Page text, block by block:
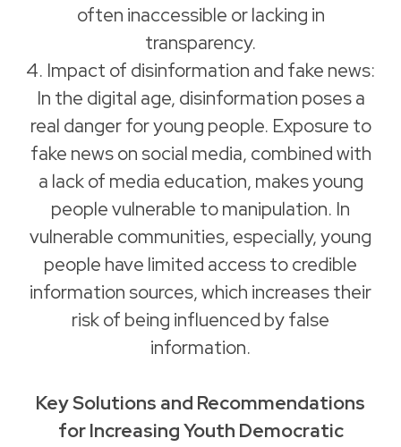
often inaccessible or lacking in
transparency.
4. Impact of disinformation and fake news:
In the digital age, disinformation poses a
real danger for young people. Exposure to
fake news on social media, combined with
a lack of media education, makes young
people vulnerable to manipulation. In
vulnerable communities, especially, young
people have limited access to credible
information sources, which increases their
risk of being influenced by false
information.
Key Solutions and Recommendations
for Increasing Youth Democratic